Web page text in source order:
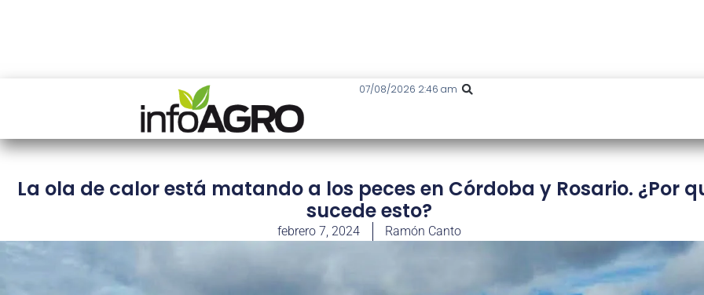
07/08/2026 2:46 am
La ola de calor está matando a los peces en Córdoba y Rosario. ¿Por
sucede esto?
febrero 7, 2024 Ramón Canto